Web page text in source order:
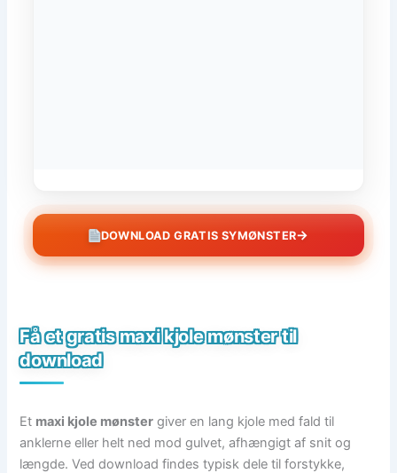
DOWNLOAD GRATIS SYMØNSTER→
Få et gratis maxi kjole mønster til
download
Et maxi kjole mønster giver en lang kjole med fald til
anklerne eller helt ned mod gulvet, afhængigt af snit og
længde. Ved download findes typisk dele til forstykke,